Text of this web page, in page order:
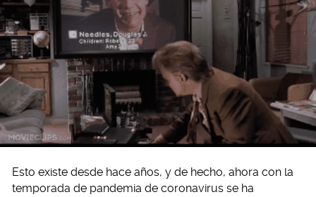
Esto existe desde hace años, y de hecho, ahora con la
temporada de pandemia de coronavirus se ha